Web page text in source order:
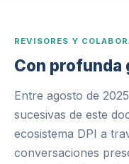
REVISORES Y
Con profunda
Entre agosto de
sucesivas de este
ecosistema DPI a
conversaciones